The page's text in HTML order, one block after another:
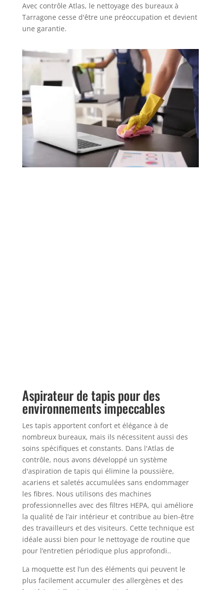
Avec contrôle Atlas, le nettoyage des bureaux à
Tarragone cesse d'être une préoccupation et devient
une garantie.
Aspirateur de tapis pour des
environnements impeccables
Les tapis apportent confort et élégance à de
nombreux bureaux, mais ils nécessitent aussi des
soins spécifiques et constants. Dans l'Atlas de
contrôle, nous avons développé un système
d'aspiration de tapis qui élimine la poussière,
acariens et saletés accumulées sans endommager
les fibres. Nous utilisons des machines
professionnelles avec des filtres HEPA, qui améliore
la qualité de l’air intérieur et contribue au bien-être
des travailleurs et des visiteurs. Cette technique est
idéale aussi bien pour le nettoyage de routine que
pour l’entretien périodique plus approfondi..
La moquette est l’un des éléments qui peuvent le
plus facilement accumuler des allergènes et des